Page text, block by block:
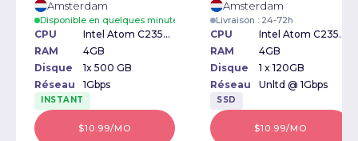
Amsterdam
Disponible en quelques minutes
CPU
Intel Atom C2350 1.70GHz
RAM
4GB
Disque
1x 500 GB
Réseau
1Gbps
INSTANT
$10.99/MO
Amsterdam
Livraison : 24-72h
CPU
Intel Atom C2350 1.70GHz
RAM
4GB
Disque
1 x 120GB
Réseau
Unltd @ 1Gbps
SSD
$10.99/MO